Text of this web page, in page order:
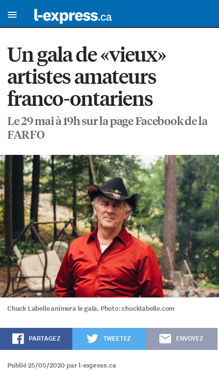
Un gala de «vieux»
artistes amateurs
franco-ontariens
Le 29 mai à 19h sur la page Facebook de la
FARFO
Chuck Labelle animera le gala. Photo: chucklabelle.com
PARTAGEZ TWEETEZ ENVOYEZ
Publié 25/05/2020 par l-express.ca